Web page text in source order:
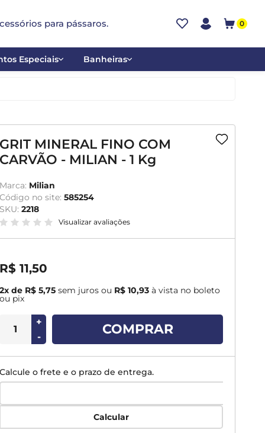
para pássaros. 0
Especiais Banheiras
Plástica
GRIT MINERAL FINO COM
CARVÃO - MILIAN - 1 Kg
Marca: Milian
Código no site: 585254
SKU: 2218
Visualizar avaliações
R$ 11,50
2x de R$ 5,75 sem juros ou R$ 10,93 à vista no boleto
ou pix
+
-
COMPRAR
Calcule o frete e o prazo de entrega.
Calcular